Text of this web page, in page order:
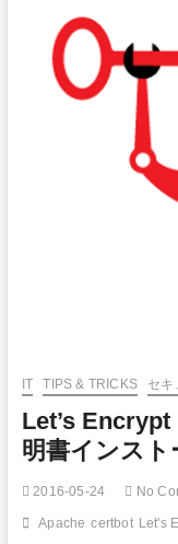
ー
を
た
て
IT TIPS & TRICKS セキ
Let’s
明書インスト
2016-05-24 No
Apache certbot Let's